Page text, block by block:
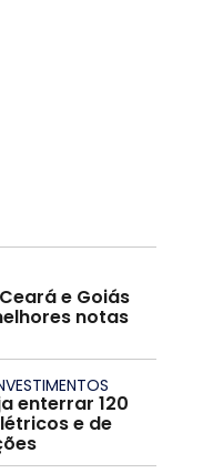
e Goiás
notas
enterrar 120
e de